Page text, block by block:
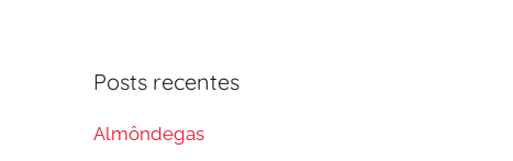
Posts recentes
Almôndegas